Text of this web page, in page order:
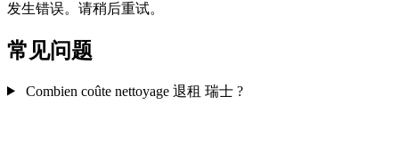
发生错误。请稍后重试。
常见问题
Combien coûte nettoyage 退租 瑞士 ?